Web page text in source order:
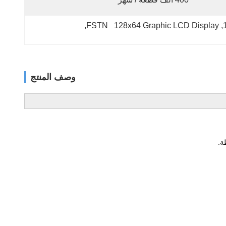
,
FSTN   128x64 Graphic LCD Display
,
وصف المنتج